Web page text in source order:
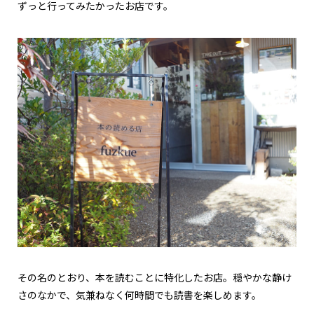
ずっと行ってみたかったお店です。
その名のとおり、本を読むことに特化したお店。穏やかな静け
さのなかで、気兼ねなく何時間でも読書を楽しめます。